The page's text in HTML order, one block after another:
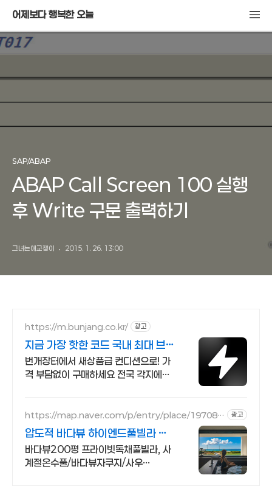
어제보다 행복한 오늘
SAP/ABAP
ABAP Call Screen 100 실행
후 Write 구문 출력하기
그녀는애교쟁이 2015. 1. 26. 13:00
https://m.bunjang.co.kr/ 광고
지금 가장 핫한 코드 국내 최대 브
랜드 중고거래
번개장터에서 새상품급 컨디션으로! 가
격 부담없이 구매하세요 전국 각지에서
https://map.naver.com/p/entry/place/197084
광고
압도적 바다뷰 하이엔드풀빌라 바
다뷰 자쿠지 상시 무료
바다뷰200평 프라이빗독채풀빌라, 사
계절온수풀/바다뷰자쿠지/사우